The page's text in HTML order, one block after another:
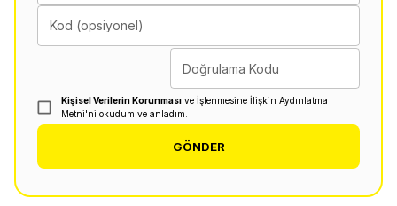
Kod (opsiyonel)
Doğrulama Kodu
Kişisel Verilerin Korunması ve İşlenmesine İlişkin Aydınlatma
Metni'ni okudum ve anladım.
GÖNDER